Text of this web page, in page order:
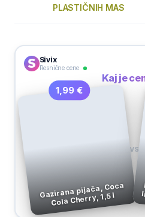
PLASTIČNIH MAS
Sivix
Resnične cene
Kaj je
1,99 €
Gazirana pijača, Coca
Cola Cherry, 1,5 l
VS